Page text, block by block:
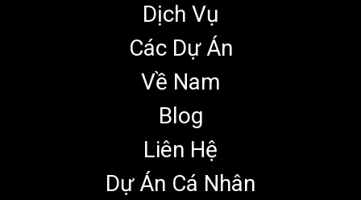
Dịch Vụ
Các Dự Án
Về Nam
Blog
Liên Hệ
Dự Án Cá Nhân